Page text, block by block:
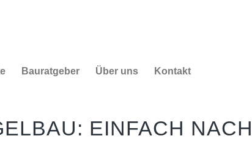
Bauratgeber Über uns Kontakt
EINFACH